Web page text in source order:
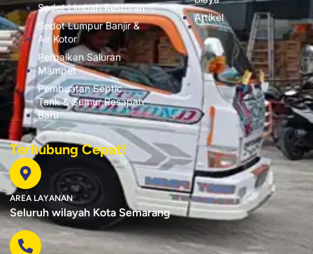
Sedot Limbah Restoran
Sedot Lumpur Banjir &
Air Kotor
Perbaikan Saluran
Mampet
Pembuatan Septic
Tank & Sumur Resapan
Baru
Artikel
Terhubung Cepat!
AREA LAYANAN
Seluruh wilayah Kota Semarang